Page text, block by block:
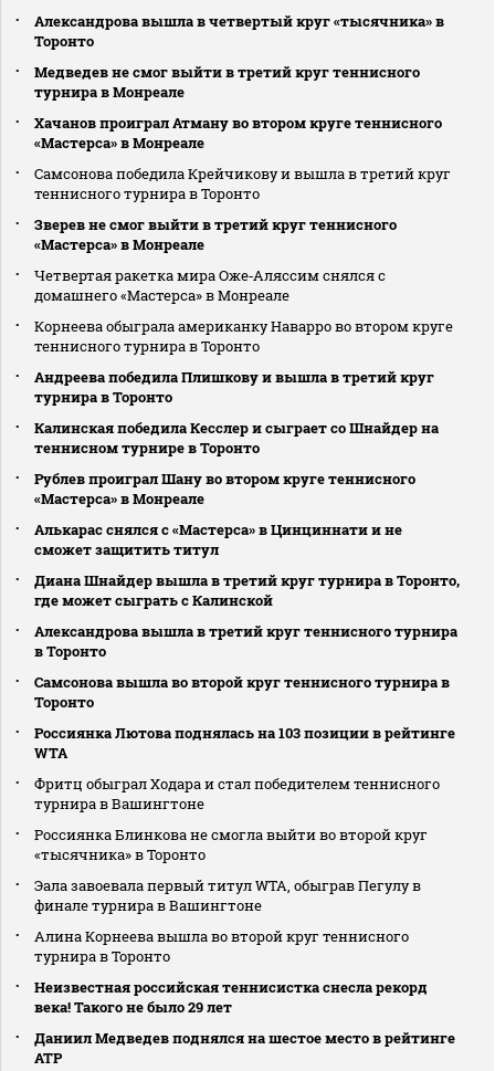
Александрова вышла в четвертый круг «тысячника» в
Торонто
Медведев не смог выйти в третий круг теннисного
турнира в Монреале
Хачанов проиграл Атману во втором круге теннисного
«Мастерса» в Монреале
Самсонова победила Крейчикову и вышла в третий круг
теннисного турнира в Торонто
Зверев не смог выйти в третий круг теннисного
«Мастерса» в Монреале
Четвертая ракетка мира Оже‑Аляссим снялся с
домашнего «Мастерса» в Монреале
Корнеева обыграла американку Наварро во втором круге
теннисного турнира в Торонто
Андреева победила Плишкову и вышла в третий круг
турнира в Торонто
Калинская победила Кесслер и сыграет со Шнайдер на
теннисном турнире в Торонто
Рублев проиграл Шану во втором круге теннисного
«Мастерса» в Монреале
Алькарас снялся с «Мастерса» в Цинциннати и не
сможет защитить титул
Диана Шнайдер вышла в третий круг турнира в Торонто,
где может сыграть с Калинской
Александрова вышла в третий круг теннисного турнира
в Торонто
Самсонова вышла во второй круг теннисного турнира в
Торонто
Россиянка Лютова поднялась на 103 позиции в рейтинге
WTA
Фритц обыграл Ходара и стал победителем теннисного
турнира в Вашингтоне
Россиянка Блинкова не смогла выйти во второй круг
«тысячника» в Торонто
Эала завоевала первый титул WTA, обыграв Пегулу в
финале турнира в Вашингтоне
Алина Корнеева вышла во второй круг теннисного
турнира в Торонто
Неизвестная российская теннисистка снесла рекорд
века! Такого не было 29 лет
Даниил Медведев поднялся на шестое место в рейтинге
АТР